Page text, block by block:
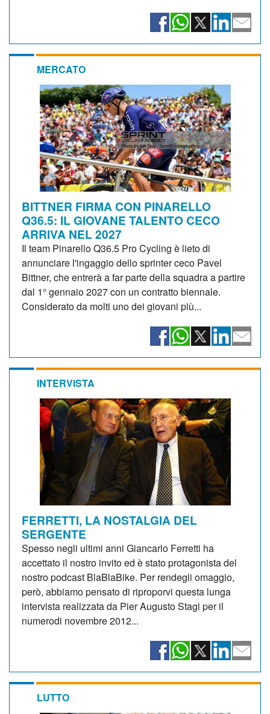
MERCATO
BITTNER FIRMA CON PINARELLO
Q36.5: IL GIOVANE TALENTO CECO
ARRIVA NEL 2027
Il team Pinarello Q36.5 Pro Cycling è lieto di
annunciare l'ingaggio dello sprinter ceco Pavel
Bittner, che entrerà a far parte della squadra a partire
dal 1° gennaio 2027 con un contratto biennale.
Considerato da molti uno dei giovani più...
INTERVISTA
FERRETTI, LA NOSTALGIA DEL
SERGENTE
Spesso negli ultimi anni Giancarlo Ferretti ha
accettato il nostro invito ed è stato protagonista del
nostro podcast BlaBlaBike. Per rendegli omaggio,
però, abbiamo pensato di riproporvi questa lunga
intervista realizzata da Pier Augusto Stagi per il
numerodi novembre 2012...
LUTTO